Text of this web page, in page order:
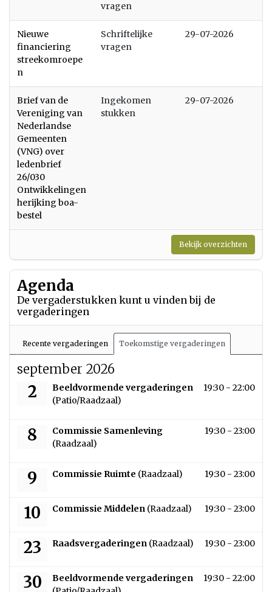
vragen
Nieuwe
financiering
streekomroepe
n
Schriftelijke
vragen
29-07-2026
Brief van de
Vereniging van
Nederlandse
Gemeenten
(VNG) over
ledenbrief
26/030
Ontwikkelingen
herijking boa-
bestel
Ingekomen
stukken
29-07-2026
Bekijk overzichten
Agenda
De vergaderstukken kunt u vinden bij de
vergaderingen
Recente vergaderingen Toekomstige vergaderingen
september 2026
2
Beeldvormende vergaderingen
(Patio/Raadzaal)
woensdag 2 september 2026 19:30 - 22:00
8
Commissie Samenleving
(Raadzaal)
dinsdag 8 september 2026 19:30 - 23:00
9 Commissie Ruimte (Raadzaal)
woensdag 9 september 2026 19:30 - 23:00
10 Commissie Middelen (Raadzaal)
donderdag 10 september 2026 19:30 - 23:00
23 Raadsvergaderingen (Raadzaal)
woensdag 23 september 2026 19:30 - 23:00
30
Beeldvormende vergaderingen
woensdag 30 september 2026 19:30 - 22:00